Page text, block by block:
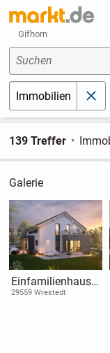
Gifhorn
Suchen
Immobilien
139 Treffer
Galerie
Einfamilienhaus
zum Wohlfühlen -
29559 Wrestedt